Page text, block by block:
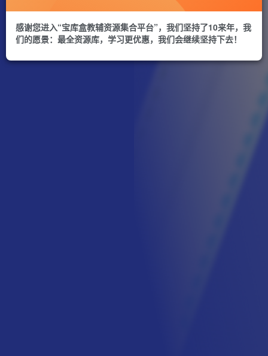
感谢您进入“宝库盒教辅资源集合平台”，我们坚持了10来年，我
们的愿景：最全资源库，学习更优惠，我们会继续坚持下去！